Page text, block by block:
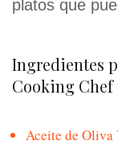
platos que
Ingredientes
Cooking Chef
Aceite de Oliva